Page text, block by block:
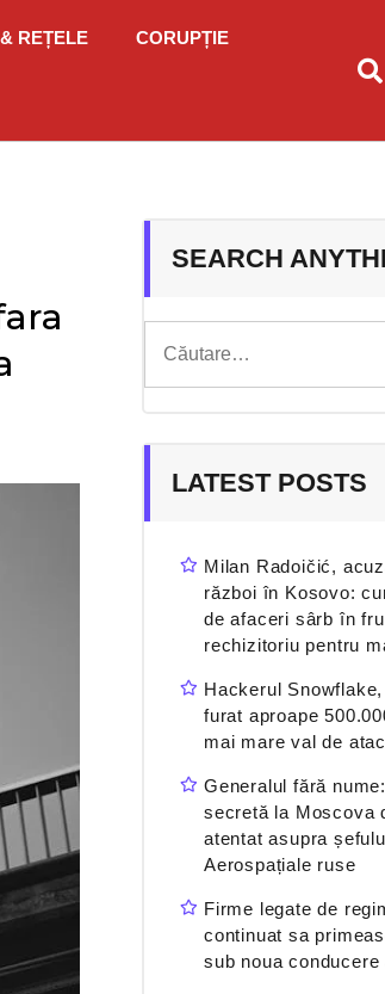
REȚELE CORUPȚIE
SEARCH
după:
LATEST POSTS
Milan Radoičić,
război în Kosovo:
de afaceri sârb în
rechizitoriu pentru
Hackerul
furat aproape
mai mare val de
Generalul fără
secretă la Moscova
atentat asupra
Aerospațiale ruse
Firme legate de
continuat sa
sub noua conducere